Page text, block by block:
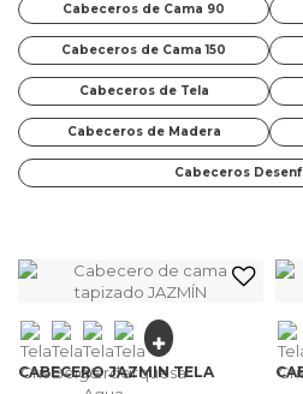
Cabeceros de Cama 90
Cabeceros de Cama 150
Cabeceros de Tela
Cabeceros de Madera
Cabeceros
CABECERO JAZMÍN TELA